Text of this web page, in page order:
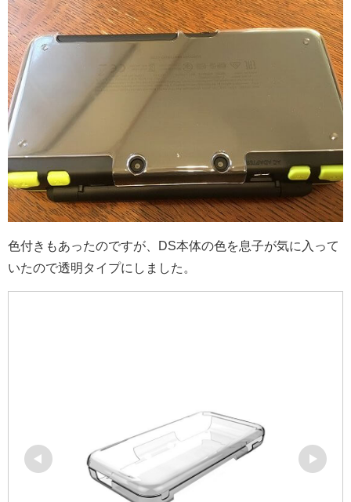
色付きもあったのですが、DS本体の色を息子が気に入って
いたので透明タイプにしました。